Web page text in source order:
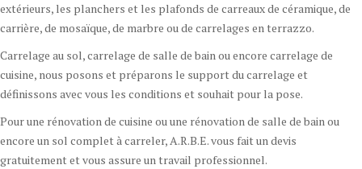
extérieurs, les planchers et les plafonds de carreaux de céramique, de
carrière, de mosaïque, de marbre ou de carrelages en terrazzo.
Carrelage au sol, carrelage de salle de bain ou encore carrelage de
cuisine, nous posons et préparons le support du carrelage et
définissons avec vous les conditions et souhait pour la pose.
Pour une rénovation de cuisine ou une rénovation de salle de bain ou
encore un sol complet à carreler, A.R.B.E. vous fait un devis
gratuitement et vous assure un travail professionnel.